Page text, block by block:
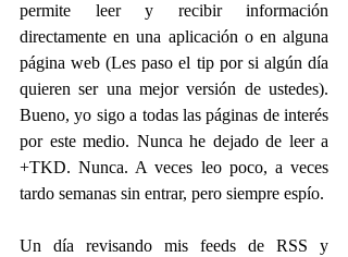
permite leer y recibir información
directamente en una aplicación o en alguna
página web (Les paso el tip por si algún día
quieren ser una mejor versión de ustedes).
Bueno, yo sigo a todas las páginas de interés
por este medio. Nunca he dejado de leer a
+TKD. Nunca. A veces leo poco, a veces
tardo semanas sin entrar, pero siempre espío.
Un día revisando mis feeds de RSS y